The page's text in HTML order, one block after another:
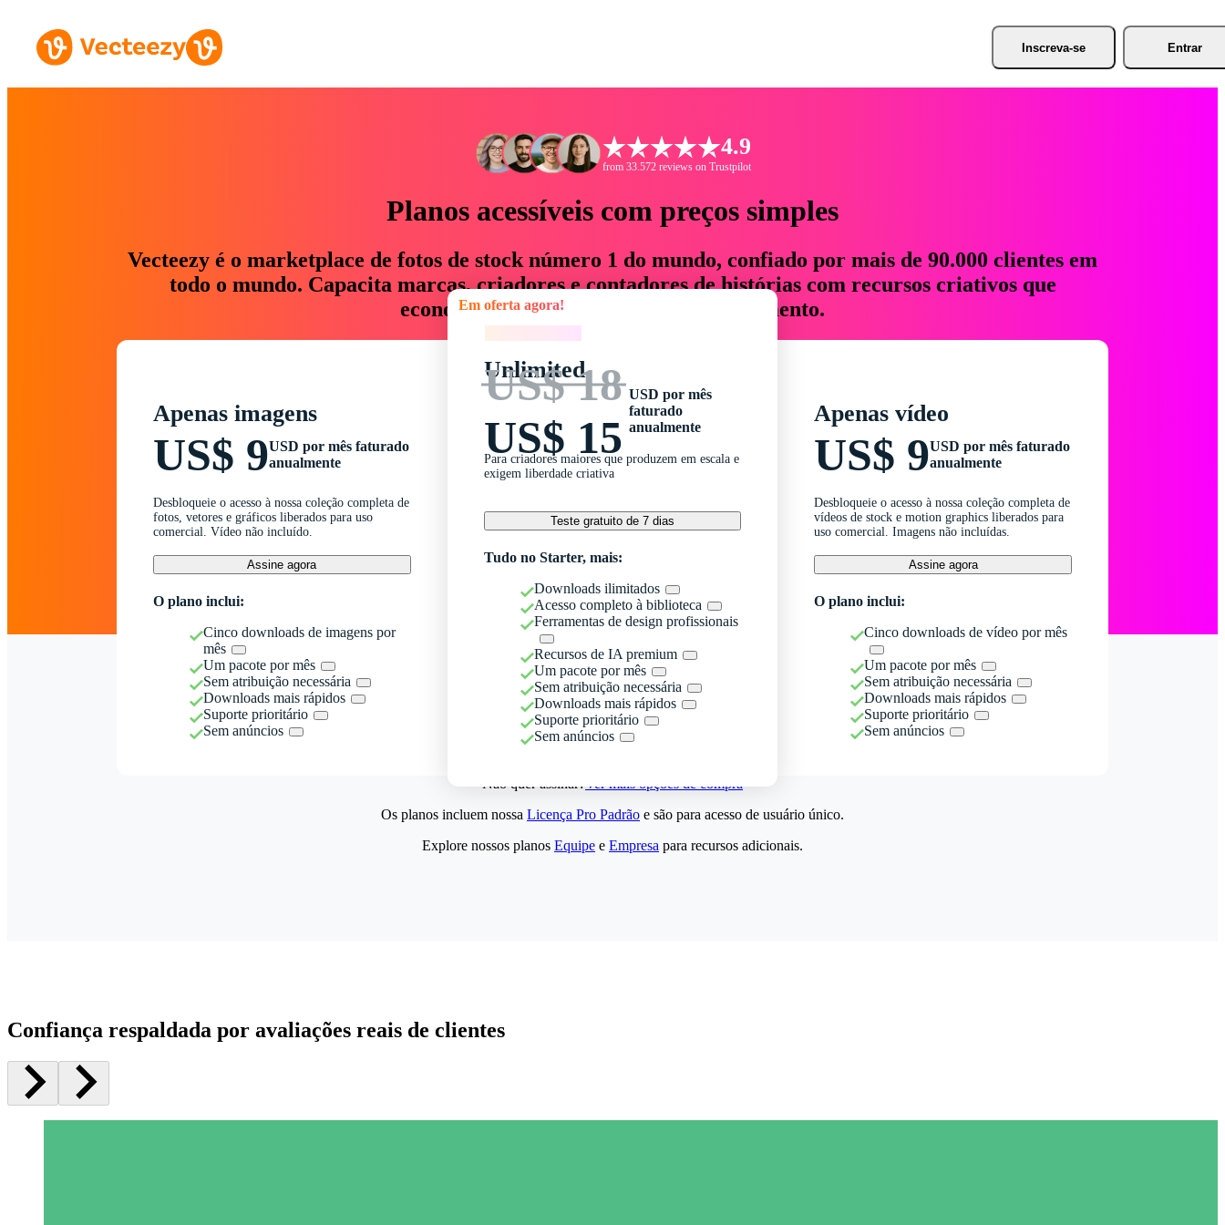
Inscreva-se Entrar
4.9
from 33.572 reviews on Trustpilot
Planos acessíveis com preços simples
Vecteezy é o marketplace de fotos de stock número 1 do mundo, confiado por mais de 90.000 clientes em
todo o mundo. Capacita marcas, criadores e contadores de histórias com recursos criativos que
economizam até 76% em tempo e orçamento.
Apenas imagens
US$ 9USD por mês faturado
anualmente
Desbloqueie o acesso à nossa coleção completa de
fotos, vetores e gráficos liberados para uso
comercial. Vídeo não incluído.
Assine agora
O plano inclui:
Cinco downloads de imagens por
mês
Um pacote por mês
Sem atribuição necessária
Downloads mais rápidos
Suporte prioritário
Sem anúncios
Em oferta agora!
Unlimited
US$ 18
US$ 15
USD por mês
faturado
anualmente
Para criadores maiores que produzem em escala e
exigem liberdade criativa
Teste gratuito de 7 dias
Tudo no Starter, mais:
Downloads ilimitados
Acesso completo à biblioteca
Ferramentas de design profissionais
Recursos de IA premium
Um pacote por mês
Sem atribuição necessária
Downloads mais rápidos
Suporte prioritário
Sem anúncios
Apenas vídeo
US$ 9USD por mês faturado
anualmente
Desbloqueie o acesso à nossa coleção completa de
vídeos de stock e motion graphics liberados para
uso comercial. Imagens não incluídas.
Assine agora
O plano inclui:
Cinco downloads de vídeo por mês
Um pacote por mês
Sem atribuição necessária
Downloads mais rápidos
Suporte prioritário
Sem anúncios
Não quer assinar?Ver mais opções de compra
Os planos incluem nossa Licença Pro Padrão e são para acesso de usuário único.
Explore nossos planos Equipe e Empresa para recursos adicionais.
Confiança respaldada por avaliações reais de clientes